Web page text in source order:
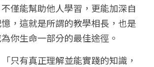
僅能幫助他人學習，更能加深自
，這就是所謂的教學相長，也是
你生命一部分的最佳途徑。
只有真正理解並能實踐的知識，